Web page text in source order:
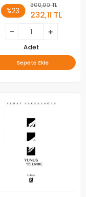
%23
300,00 TL
232,11 TL
Adet
Sepete Ekle